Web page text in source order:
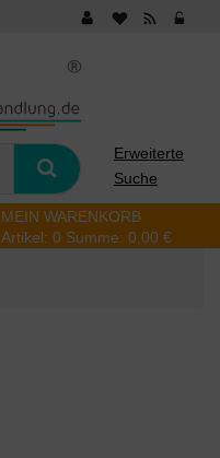
Erweiterte
Suche
MEIN WARENKORB
Artikel: 0 Summe: 0,00 €